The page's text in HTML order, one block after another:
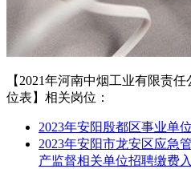
【2021年河南中烟工业有限责
位表】相关岗位：
2023年安阳殷都区事业单
2023年安阳市龙安区应急
产监督相关单位招聘缴费